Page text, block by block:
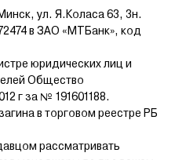
ул. Я.Коласа 63, 3н.
в ЗАО «МТБанк», код
юридических лиц и
Общество
г за № 191601188.
в торговом реестре РБ
рассматривать